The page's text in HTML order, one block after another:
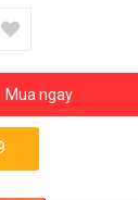
Mua ngay